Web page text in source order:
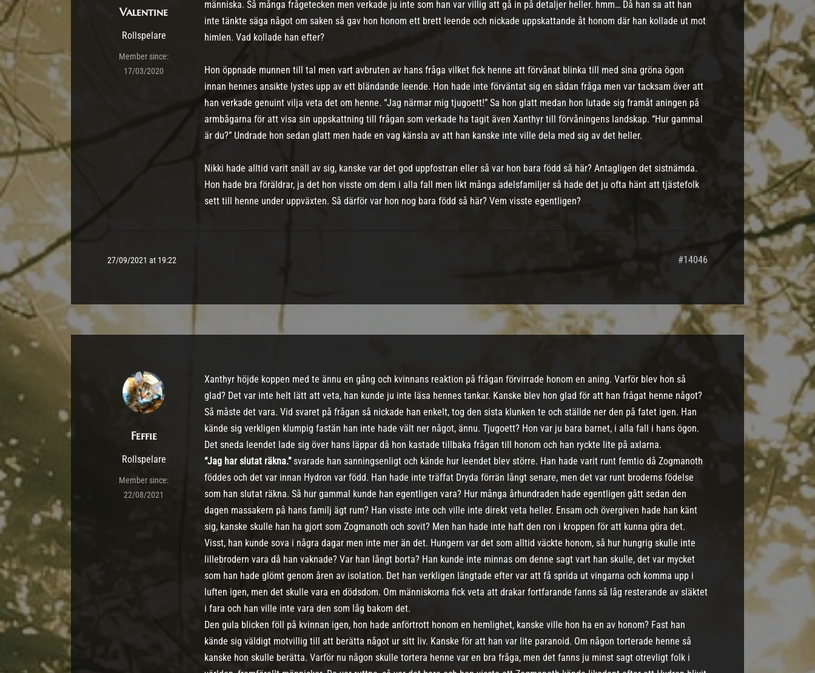
Valentine
Rollspelare
Member since:
17/03/2020
människa. Så många frågetecken men verkade ju inte som han var villig att gå in på detaljer heller. hmm… Då han sa att han
inte tänkte säga något om saken så gav hon honom ett brett leende och nickade uppskattande åt honom där han kollade ut mot
himlen. Vad kollade han efter?
Hon öppnade munnen till tal men vart avbruten av hans fråga vilket fick henne att förvånat blinka till med sina gröna ögon
innan hennes ansikte lystes upp av ett bländande leende. Hon hade inte förväntat sig en sådan fråga men var tacksam över att
han verkade genuint vilja veta det om henne. “Jag närmar mig tjugoett!” Sa hon glatt medan hon lutade sig framåt aningen på
armbågarna för att visa sin uppskattning till frågan som verkade ha tagit även Xanthyr till förvåningens landskap. “Hur gammal
är du?” Undrade hon sedan glatt men hade en vag känsla av att han kanske inte ville dela med sig av det heller.
Nikki hade alltid varit snäll av sig, kanske var det god uppfostran eller så var hon bara född så här? Antagligen det sistnämda.
Hon hade bra föräldrar, ja det hon visste om dem i alla fall men likt många adelsfamiljer så hade det ju ofta hänt att tjästefolk
sett till henne under uppväxten. Så därför var hon nog bara född så här? Vem visste egentligen?
27/09/2021 at 19:22 #14046
Feffie
Rollspelare
Member since:
22/08/2021
Xanthyr höjde koppen med te ännu en gång och kvinnans reaktion på frågan förvirrade honom en aning. Varför blev hon så
glad? Det var inte helt lätt att veta, han kunde ju inte läsa hennes tankar. Kanske blev hon glad för att han frågat henne något?
Så måste det vara. Vid svaret på frågan så nickade han enkelt, tog den sista klunken te och ställde ner den på fatet igen. Han
kände sig verkligen klumpig fastän han inte hade vält ner något, ännu. Tjugoett? Hon var ju bara barnet, i alla fall i hans ögon.
Det sneda leendet lade sig över hans läppar då hon kastade tillbaka frågan till honom och han ryckte lite på axlarna.
“Jag har slutat räkna.”svarade han sanningsenligt och kände hur leendet blev större. Han hade varit runt femtio då Zogmanoth
föddes och det var innan Hydron var född. Han hade inte träffat Dryda förrän långt senare, men det var runt broderns födelse
som han slutat räkna. Så hur gammal kunde han egentligen vara? Hur många århundraden hade egentligen gått sedan den
dagen massakern på hans familj ägt rum? Han visste inte och ville inte direkt veta heller. Ensam och övergiven hade han känt
sig, kanske skulle han ha gjort som Zogmanoth och sovit? Men han hade inte haft den ron i kroppen för att kunna göra det.
Visst, han kunde sova i några dagar men inte mer än det. Hungern var det som alltid väckte honom, så hur hungrig skulle inte
lillebrodern vara då han vaknade? Var han långt borta? Han kunde inte minnas om denne sagt vart han skulle, det var mycket
som han hade glömt genom åren av isolation. Det han verkligen längtade efter var att få sprida ut vingarna och komma upp i
luften igen, men det skulle vara en dödsdom. Om människorna fick veta att drakar fortfarande fanns så låg resterande av släktet
i fara och han ville inte vara den som låg bakom det.
Den gula blicken föll på kvinnan igen, hon hade anförtrott honom en hemlighet, kanske ville hon ha en av honom? Fast han
kände sig väldigt motvillig till att berätta något ur sitt liv. Kanske för att han var lite paranoid. Om någon torterade henne så
kanske hon skulle berätta. Varför nu någon skulle tortera henne var en bra fråga, men det fanns ju minst sagt otrevligt folk i